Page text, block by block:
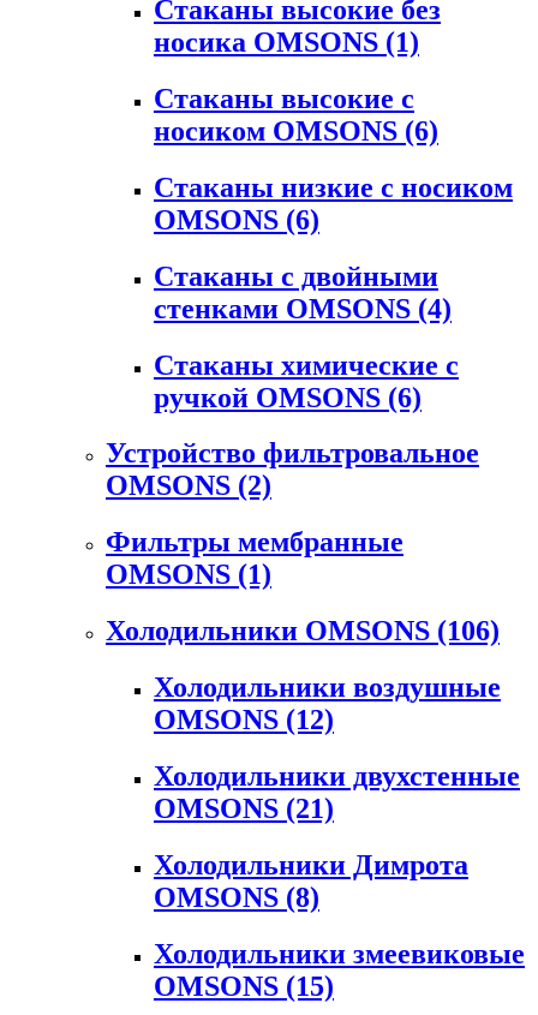
Стаканы высокие без
носика OMSONS (1)
Стаканы высокие с
носиком OMSONS (6)
Стаканы низкие с носиком
OMSONS (6)
Стаканы с двойными
стенками OMSONS (4)
Стаканы химические с
ручкой OMSONS (6)
Устройство фильтровальное
OMSONS (2)
Фильтры мембранные
OMSONS (1)
Холодильники OMSONS (106)
Холодильники воздушные
OMSONS (12)
Холодильники двухстенные
OMSONS (21)
Холодильники Димрота
OMSONS (8)
Холодильники змеевиковые
OMSONS (15)